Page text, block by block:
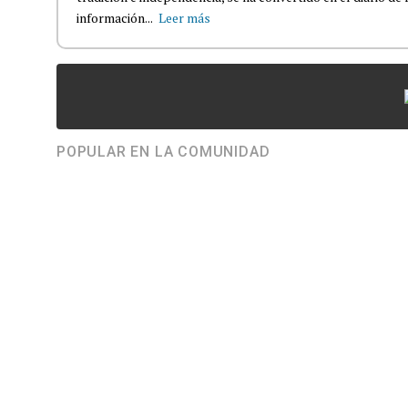
información... Leer más
POPULAR EN LA COMUNIDAD